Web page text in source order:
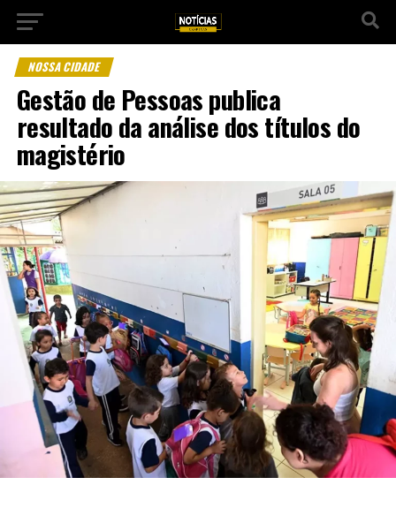
NOSSA CIDADE
Gestão de Pessoas publica
resultado da análise dos títulos do
magistério